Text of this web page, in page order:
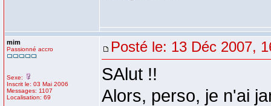
mim
Passionné accro
Sexe:
Inscrit le: 03 Mai 2006
Messages: 1107
Localisation: 69
Posté le: 13 Déc 2007,
SAlut !!
Alors, perso, je n'ai